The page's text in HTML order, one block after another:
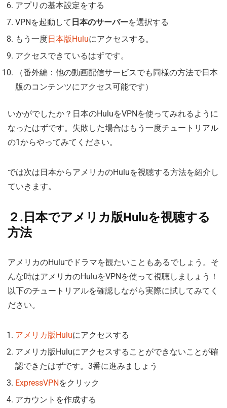
アプリの基本設定をする
VPNを起動して 日本のサーバーを選択する
もう一度日本版Huluにアクセスする。
アクセスできているはずです。
（番外編：他の動画配信サービスでも同様の方法で日本
版のコンテンツにアクセス可能です）
いかがでしたか？日本のHuluをVPNを使ってみれるように
なったはずです。失敗した場合はもう一度チュートリアル
の1からやってみてください。
では次は日本からアメリカのHuluを視聴する方法を紹介し
ていきます。
２.日本でアメリカ版Huluを視聴する
方法
アメリカのHuluでドラマを観たいこともあるでしょう。そ
んな時はアメリカのHuluをVPNを使って視聴しましょう！
以下のチュートリアルを確認しながら実際に試してみてく
ださい。
アメリカ版Huluにアクセスする
アメリカ版Huluにアクセスすることができないことが確
認できたはずです。3番に進みましょう
ExpressVPN をクリック
アカウントを作成する